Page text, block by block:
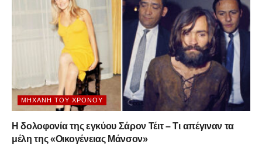
ΜΗΧΑΝΉ ΤΟΥ ΧΡΌΝΟΥ
Η δολοφονία της εγκύου Σάρον Τέιτ – Τι απέγιναν τα
μέλη της «Οικογένειας Μάνσον»